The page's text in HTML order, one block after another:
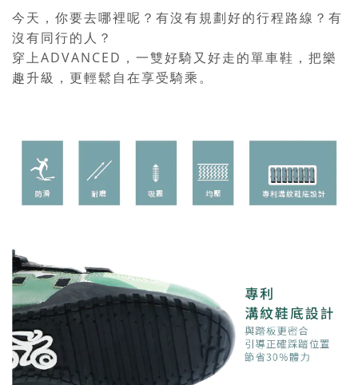
今天，你要去哪裡呢？有沒有規劃好的行程路線？有
沒有同行的人？
穿上 ADVANCED ，一雙好騎又好走的單車鞋，把樂
趣升級，更輕鬆自在享受騎乘。